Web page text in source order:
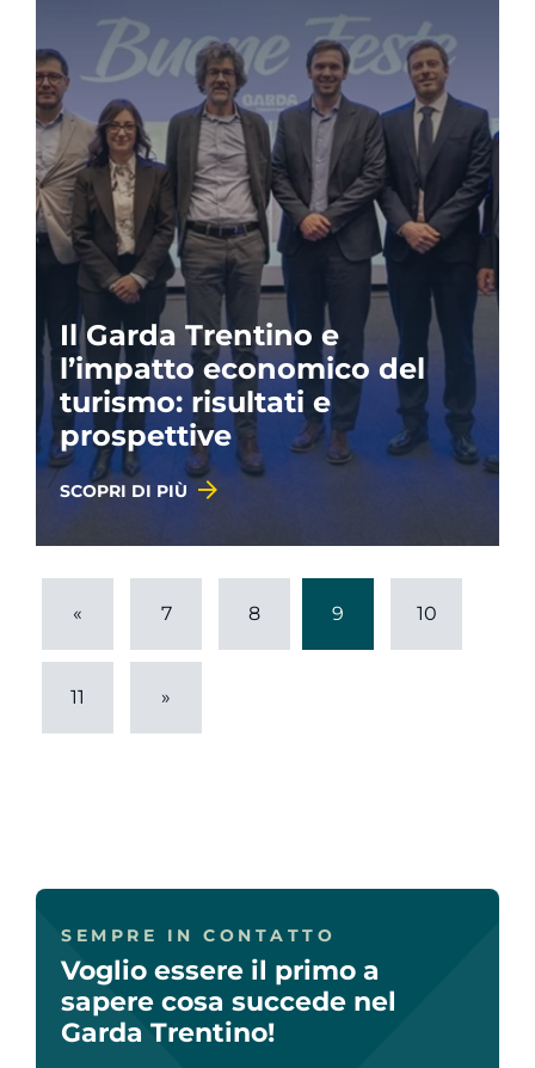
Il Garda Trentino e
l’impatto economico del
turismo: risultati e
prospettive
SCOPRI DI PIÙ
« 7 8 9 10
11 »
SEMPRE IN CONTATTO
Voglio essere il primo a
sapere cosa succede nel
Garda Trentino!